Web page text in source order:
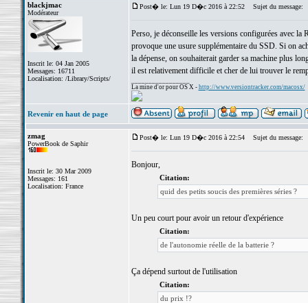
blackjmac
Modérateur
Inscrit le: 04 Jan 2005
Messages: 16711
Localisation: /Library/Scripts/
Post� le: Lun 19 D�c 2016 à 22:52 Sujet du message:
Perso, je déconseille les versions configurées avec
provoque une usure supplémentaire du SSD. Si on
la dépense, on souhaiterait garder sa machine plus
il est relativement difficile et cher de lui trouver le
La mine d'or pour OS X - http://www.versiontracker.com/macosx/
Revenir en haut de page
zmag
PowerBook de Saphir
Inscrit le: 30 Mar 2009
Messages: 161
Localisation: France
Post� le: Lun 19 D�c 2016 à 22:54 Sujet du message:
Bonjour,
Citation:
quid des petits soucis des premières séries ?
Un peu court pour avoir un retour d'expérience
Citation:
de l'autonomie réelle de la batterie ?
Ça dépend surtout de l'utilisation
Citation:
du prix !?